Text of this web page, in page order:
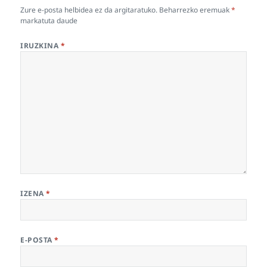
Zure e-posta helbidea ez da argitaratuko. Beharrezko eremuak*
markatuta daude
IRUZKINA *
IZENA*
E-POSTA*